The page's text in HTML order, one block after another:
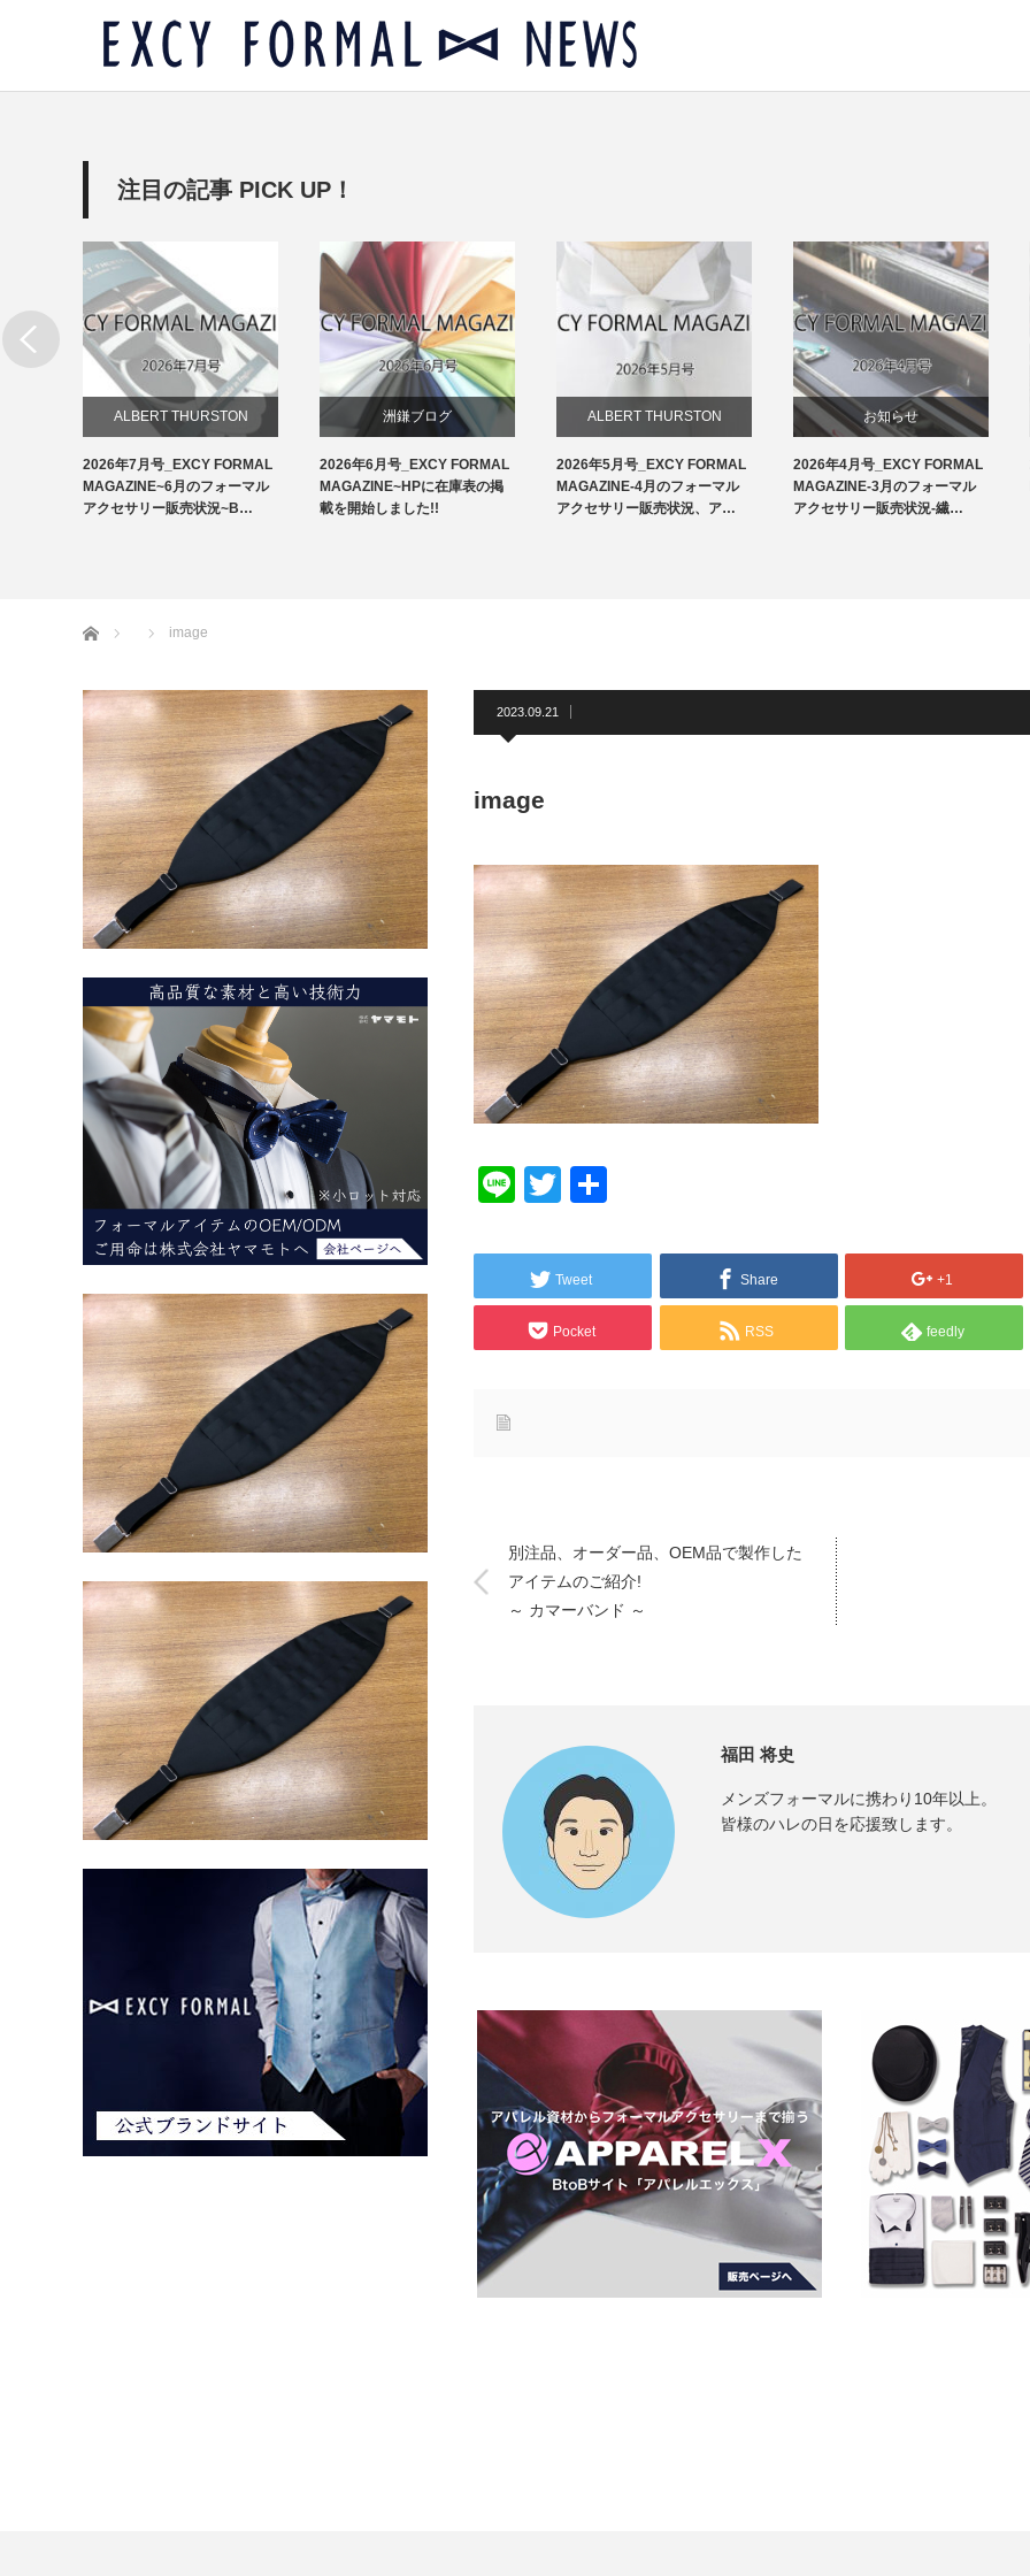
注目の記事 PICK UP！
ALBERT THURSTON
お知らせ
2026年7月号_EXCY FORMAL
MAGAZINE~6月のフォーマル
アクセサリー販売状況~B…
洲鎌ブログ
2026年6月号_EXCY FORMAL
MAGAZINE~HPに在庫表の掲
載を開始しました!!
ALBERT THURSTON
お知らせ
洲鎌ブログ
2026年5月号_EXCY FORMAL
MAGAZINE-4月のフォーマル
アクセサリー販売状況、ア…
お知らせ
チーフ
2026年4月号_EXCY FORMAL
MAGAZINE-3月のフォーマル
アクセサリー販売状況-繊…
ホーム image
2023.09.21
image
LineTwitter
Tweet Share +1
Pocket RSS feedly
別注品、オーダー品、OEM品で製作した
アイテムのご紹介!
～ カマーバンド ～
福田 将史
メンズフォーマルに携わり10年以上。
皆様のハレの日を応援致します。